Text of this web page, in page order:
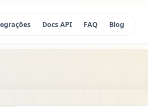
Docs API FAQ Blog